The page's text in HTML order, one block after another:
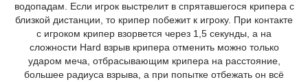
водопадам. Если игрок выстрелит в спрятавшегося крипера с
близкой дистанции, то крипер побежит к игроку. При контакте
с игроком крипер взорвется через 1,5 секунды, а на
сложности Hard взрыв крипера отменить можно только
ударом меча, отбрасывающим крипера на расстояние,
большее радиуса взрыва, а при попытке отбежать он всё